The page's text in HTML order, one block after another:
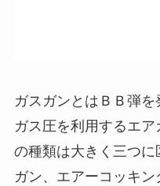
ガスガンとはＢＢ弾を
ガス圧を利用するエ
の種類は大きく三つ
ガン、エアーコッキ